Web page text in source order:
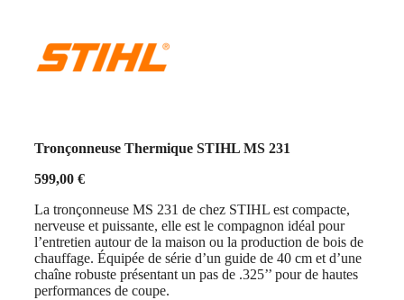
Tronçonneuse Thermique STIHL MS 231
599,00 €
La tronçonneuse MS 231 de chez STIHL est compacte,
nerveuse et puissante, elle est le compagnon idéal pour
l’entretien autour de la maison ou la production de bois de
chauffage. Équipée de série d’un guide de 40 cm et d’une
chaîne robuste présentant un pas de .325’’ pour de hautes
performances de coupe.